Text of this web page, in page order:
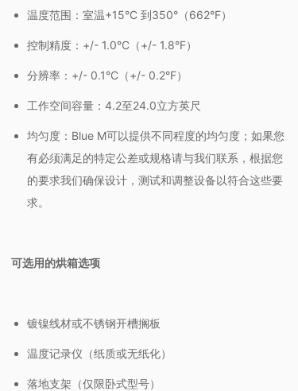
温度范围：室温+15°C 到350°（662°F）
控制精度：+/- 1.0°C（+/- 1.8°F）
分辨率：+/- 0.1°C（+/- 0.2°F）
工作空间容量：4.2至24.0立方英尺
均匀度：Blue M可以提供不同程度的均匀度；如果您
有必须满足的特定公差或规格请与我们联系，根据您
的要求我们确保设计，测试和调整设备以符合这些要
求。
可选用的烘箱选项
镀镍线材或不锈钢开槽搁板
温度记录仪（纸质或无纸化）
落地支架（仅限卧式型号）